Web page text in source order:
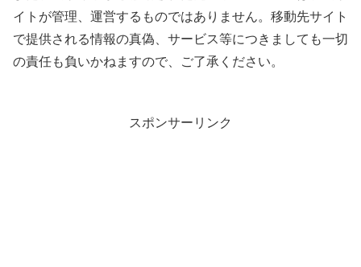
イトが管理、運営するものではありません。移動先サイト
で提供される情報の真偽、サービス等につきましても一切
の責任も負いかねますので、ご了承ください。
スポンサーリンク